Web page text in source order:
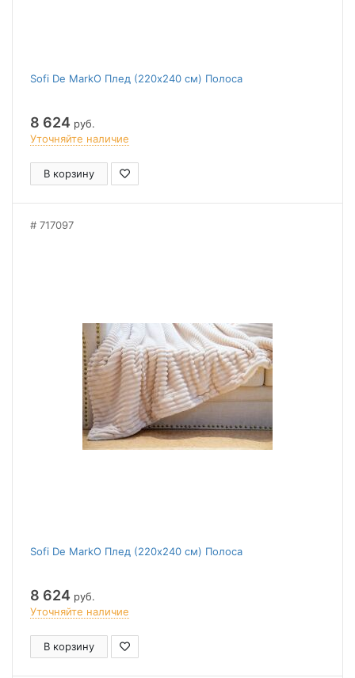
Sofi De MarkO Плед (220x240 см) Полоса
8 624 руб.
Уточняйте наличие
В корзину
717097
Sofi De MarkO Плед (220x240 см) Полоса
8 624 руб.
Уточняйте наличие
В корзину